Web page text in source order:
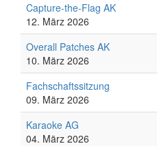
Capture-the-Flag AK
12. März 2026
Overall Patches AK
10. März 2026
Fachschaftssitzung
09. März 2026
Karaoke AG
04. März 2026